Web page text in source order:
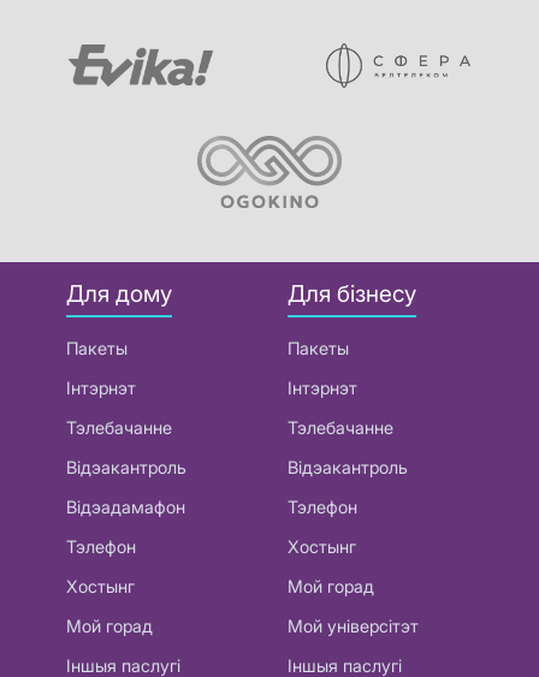
Для дому
Пакеты
Інтэрнэт
Тэлебачанне
Відэакантроль
Відэадамафон
Тэлефон
Хостынг
Мой горад
Іншыя паслугі
Для бізнесу
Пакеты
Інтэрнэт
Тэлебачанне
Відэакантроль
Тэлефон
Хостынг
Мой горад
Мой універсітэт
Іншыя паслугі